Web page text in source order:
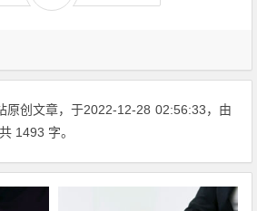
原创文章，于2022-12-28 02:56:33，由
1493 字。